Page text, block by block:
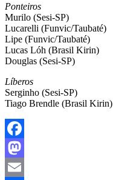
Ponteiros
Murilo (Sesi-SP)
Lucarelli (Funvic/Taubaté)
Lipe (Funvic/Taubaté)
Lucas Lóh (Brasil Kirin)
Douglas (Sesi-SP)
Líberos
Serginho (Sesi-SP)
Tiago Brendle (Brasil Kirin)
Facebook
Mastodon